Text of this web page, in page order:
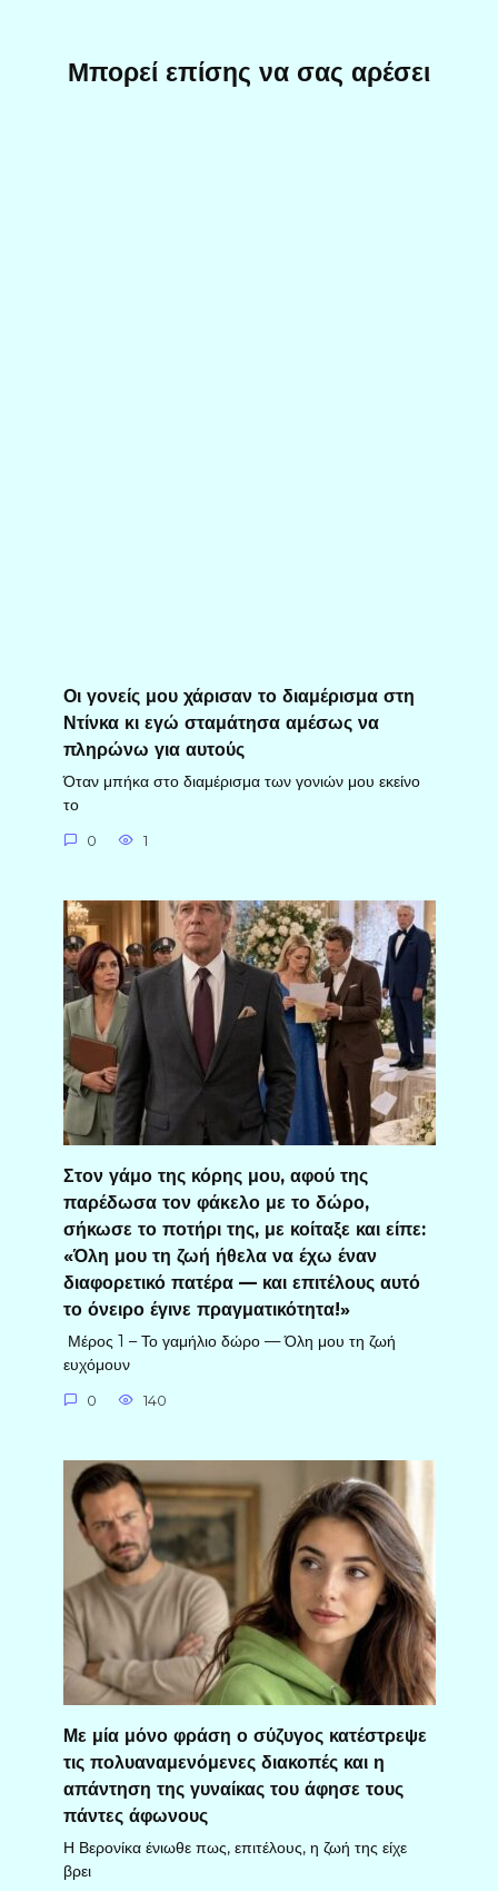
Μπορεί επίσης να σας αρέσει
Οι γονείς μου χάρισαν το διαμέρισμα στη
Ντίνκα κι εγώ σταμάτησα αμέσως να
πληρώνω για αυτούς
Όταν μπήκα στο διαμέρισμα των γονιών μου εκείνο
το
0 1
Στον γάμο της κόρης μου, αφού της
παρέδωσα τον φάκελο με το δώρο,
σήκωσε το ποτήρι της, με κοίταξε και είπε:
«Όλη μου τη ζωή ήθελα να έχω έναν
διαφορετικό πατέρα — και επιτέλους αυτό
το όνειρο έγινε πραγματικότητα!»
Μέρος 1 – Το γαμήλιο δώρο — Όλη μου τη ζωή
ευχόμουν
0 140
Με μία μόνο φράση ο σύζυγος κατέστρεψε
τις πολυαναμενόμενες διακοπές και η
απάντηση της γυναίκας του άφησε τους
πάντες άφωνους
Η Βερονίκα ένιωθε πως, επιτέλους, η ζωή της είχε
βρει